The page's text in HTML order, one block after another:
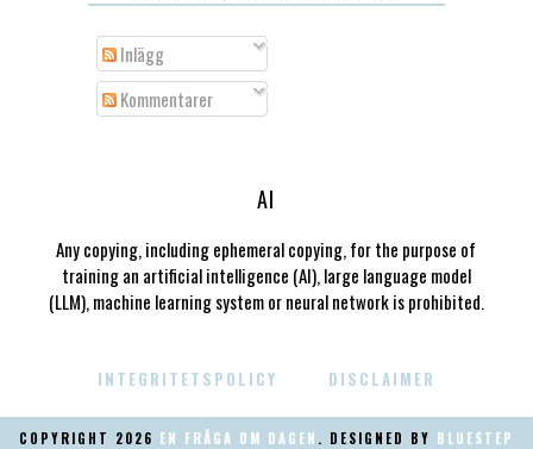
Inlägg
Kommentarer
AI
Any copying, including ephemeral copying, for the purpose of
training an artificial intelligence (AI), large language model
(LLM), machine learning system or neural network is prohibited.
INTEGRITETSPOLICY DISCLAIMER
COPYRIGHT 2026 EN FRÅGA OM DAGEN . DESIGNED BY BLUESTEP